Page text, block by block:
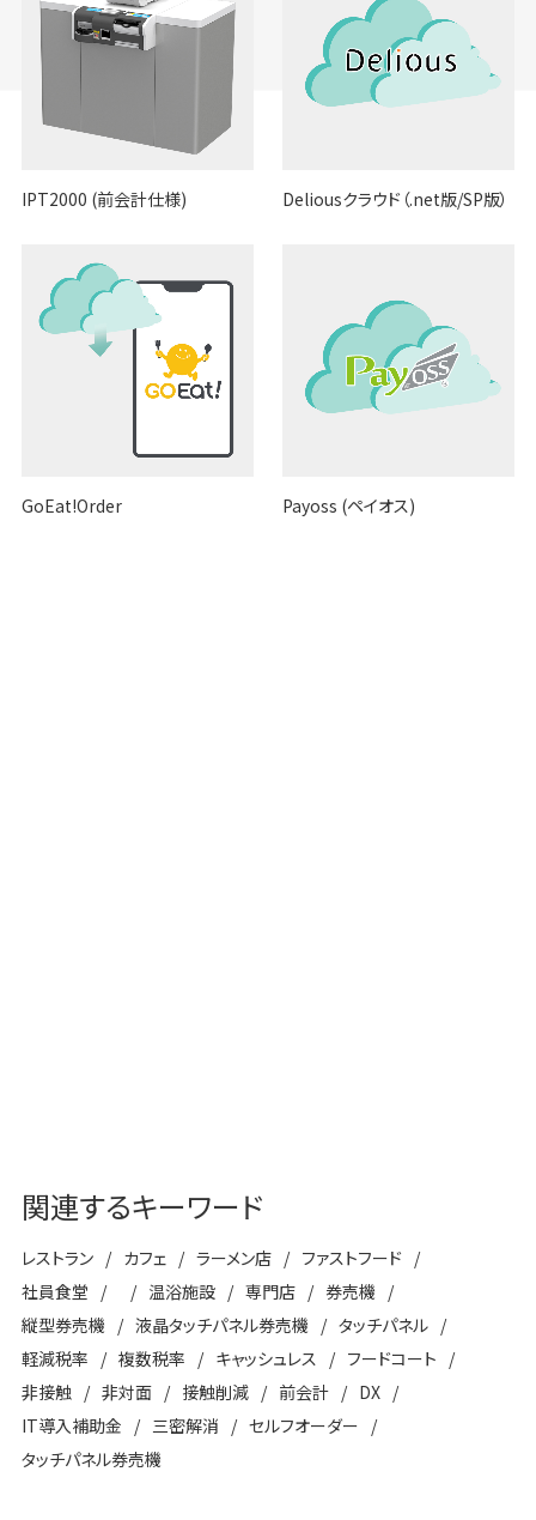
IPT2000 (前会計仕様) Deliousクラウド（.net版/SP版）
GoEat!Order Payoss (ペイオス)
関連するキーワード
レストラン カフェ ラーメン店
ファストフード
社員食堂
温浴施設 専門店
券売機
縦型券売機
液晶タッチパネル券売機
タッチパネル
軽減税率
複数税率 キャッシュレス
フードコート
非接触
非対面 接触削減 前会計
DX
IT導入補助金
三密解消
セルフオーダー
タッチパネル券売機